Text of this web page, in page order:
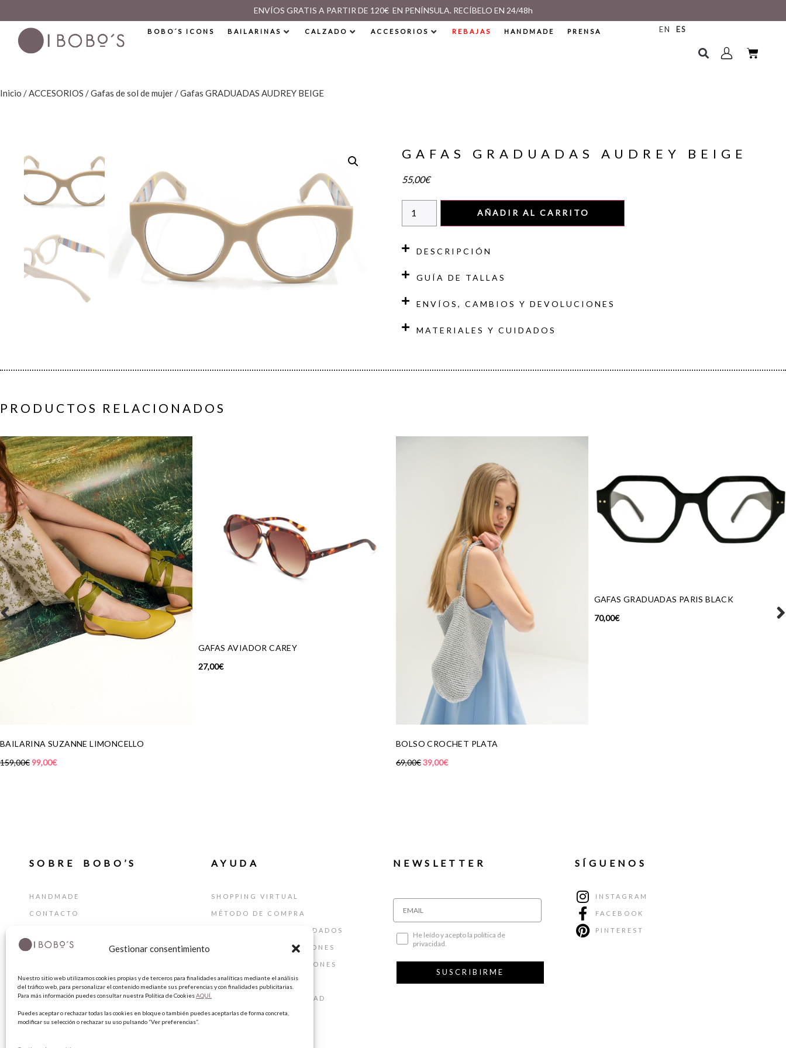
Gestionar consentimiento
Nuestro sitio web utilizamos cookies propias y de terceros para finalidades analíticas mediante el análisis
del tráfico web, para personalizar el contenido mediante sus preferencias y con finalidades publicitarias.
Para más información puedes consultar nuestra Política de CookiesAQUÍ.
Puedes aceptar o rechazar todas las cookies en bloque o también puedes aceptarlas de forma concreta,
modificar su selección o rechazar su uso pulsando “Ver preferencias”.
ENVÍOS GRATIS A PARTIR DE 120€ EN PENÍNSULA. RECÍBELO EN 24/48h
BOBO´S ICONS BAILARINAS CALZADO ACCESORIOS REBAJAS HANDMADE PRENSA EN ES
Inicio /ACCESORIOS /Gafas de sol de mujer/ Gafas GRADUADAS AUDREY BEIGE
GAFAS GRADUADAS AUDREY BEIGE
55,00€
AÑADIR AL CARRITO
DESCRIPCIÓN
GUÍA DE TALLAS
ENVÍOS, CAMBIOS Y DEVOLUCIONES
MATERIALES Y CUIDADOS
PRODUCTOS RELACIONADOS
BAILARINA SUZANNE LIMONCELLO
159,00€99,00€
GAFAS AVIADOR CAREY
27,00€
BOLSO CROCHET PLATA
69,00€39,00€
GAFAS GRADUADAS PARIS BLACK
70,00€
SOBRE BOBO’S
HANDMADE
CONTACTO
TARJETA REGALO
AYUDA
SHOPPING VIRTUAL
MÉTODO DE COMPRA
GUÍA DE TALLAS Y CUIDADOS
CAMBIOS Y DEVOLUCIONES
TÉRMINIOS Y CONDICIONES
AVISO LEGAL
POLÍTICA DE PRIVACIDAD
POLÍTICA DE COOKIES
NEWSLETTER
He leído y acepto la política de
privacidad.
SUSCRIBIRME
SÍGUENOS
INSTAGRAM
FACEBOOK
PINTEREST